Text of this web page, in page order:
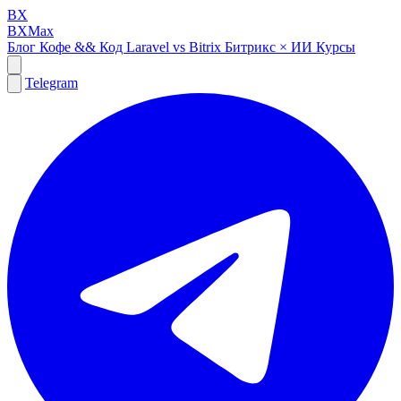
BX
BXMax
Блог Кофе && Код Laravel vs Bitrix Битрикс × ИИ Курсы
Telegram